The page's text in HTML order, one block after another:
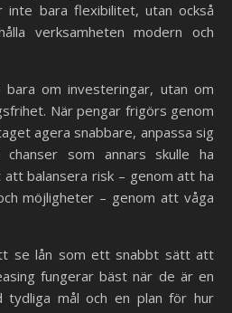
inte bara flexibilitet, utan också
verksamheten modern och
bara om investeringar, utan om
När pengar frigörs genom
agera snabbare, anpassa sig
som annars skulle ha
balansera risk – genom att ha
möjligheter – genom att våga
se lån som ett snabbt sätt att
fungerar bäst när de är en
mål och en plan för hur